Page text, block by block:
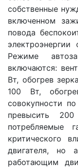
собственные
включенном
повода
Режиме
включаются:
Вт, обогрев
100 Вт,
совокупности
превысить
потребляемые
критического
двигателя, но
работающим